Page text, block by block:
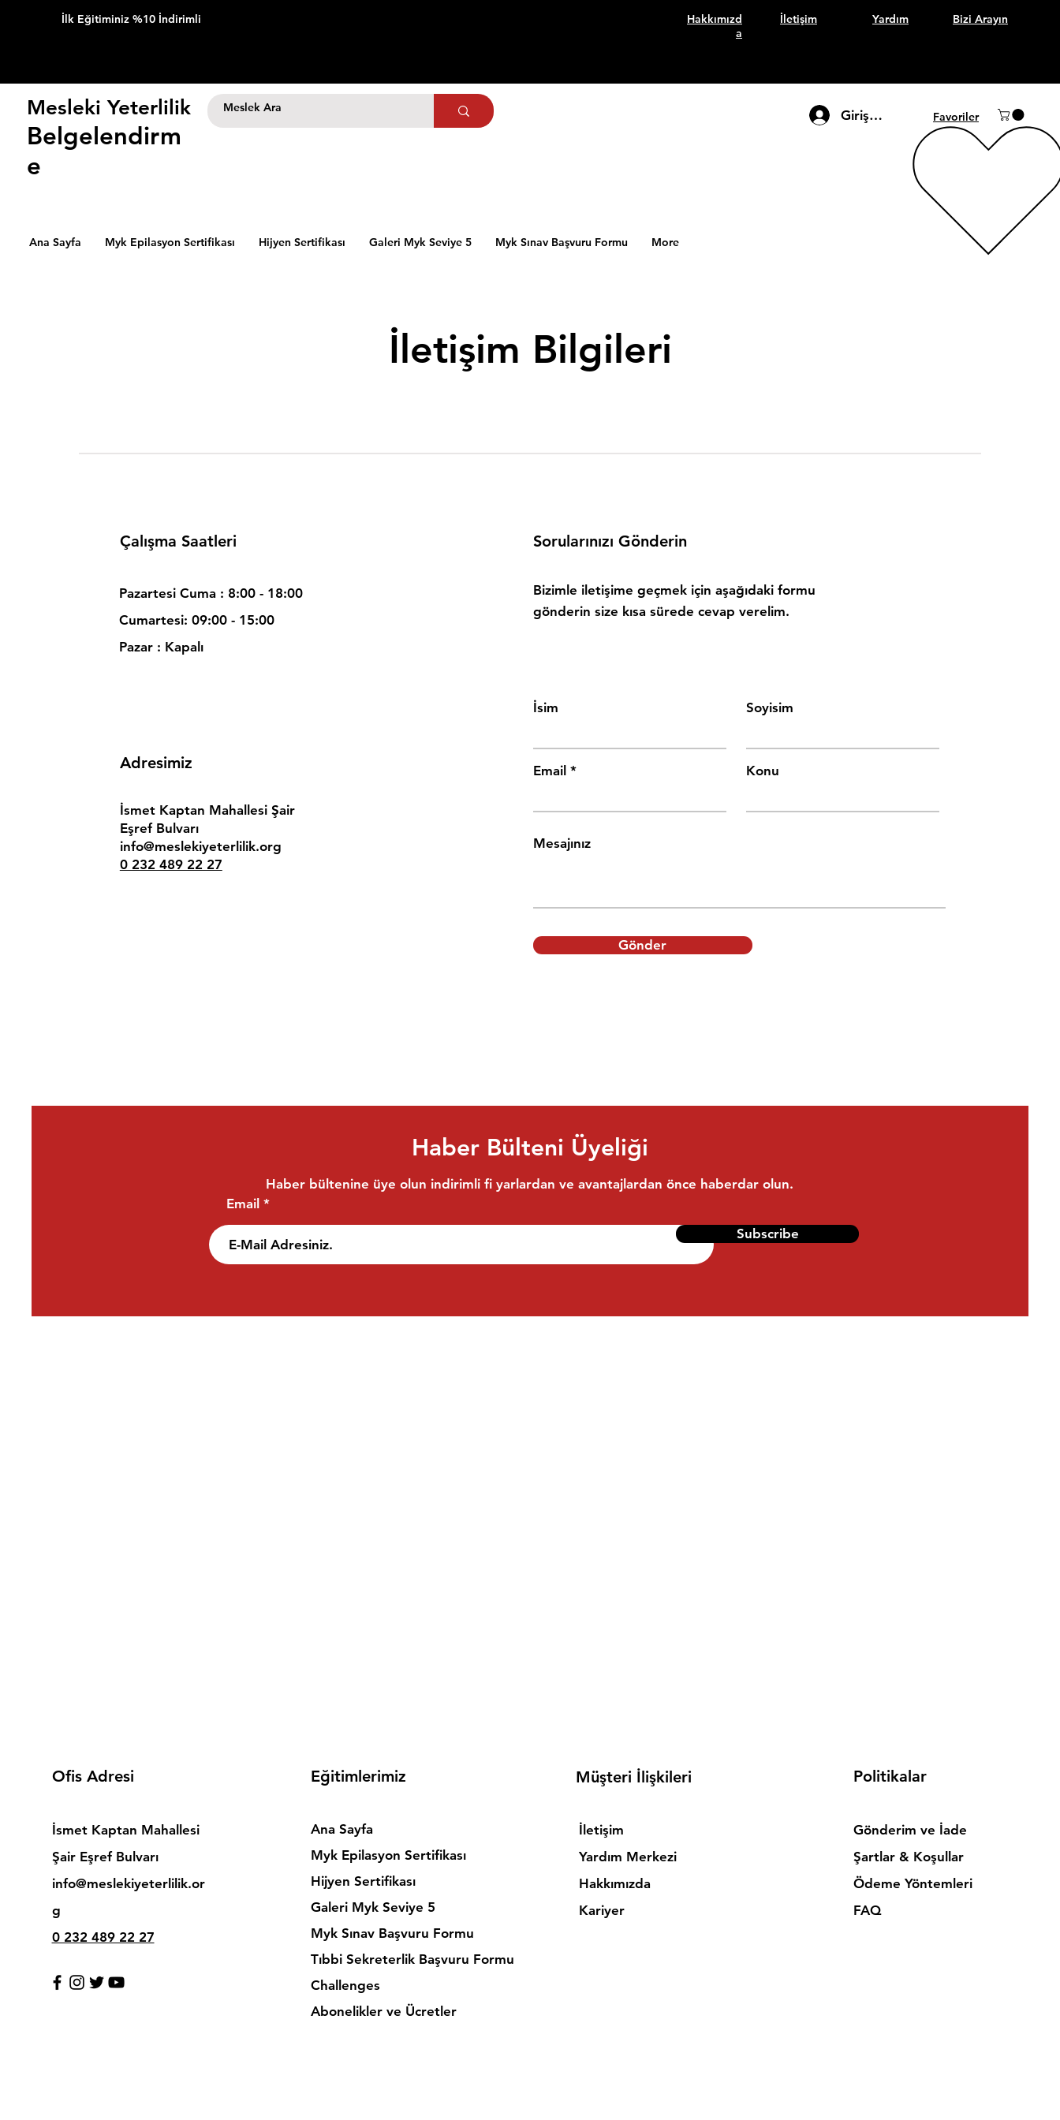
İlk Eğitiminiz %10 İndirimli
Hakkımızd
a
İletişim Yardım Bizi Arayın
Mesleki Yeterlilik
Belgelendirm
e
Giriş Yap Favoriler
Ana Sayfa Myk Epilasyon Sertifikası Hijyen Sertifikası Galeri Myk Seviye 5 Myk Sınav Başvuru Formu More
İletişim Bilgileri
Çalışma Saatleri
Pazartesi Cuma : 8:00 - 18:00
Cumartesi: 09:00 - 15:00
Pazar : Kapalı
Adresimiz
İsmet Kaptan Mahallesi Şair
Eşref Bulvarı
info@meslekiyeterlilik.org
0 232 489 22 27
Sorularınızı Gönderin
Bizimle iletişime geçmek için aşağıdaki formu
gönderin size kısa sürede cevap verelim.
İsim Soyisim
Email Konu
Mesajınız
Gönder
Haber Bülteni Üyeliği
Haber bültenine üye olun indirimli fi yarlardan ve avantajlardan önce haberdar olun.
Email
Subscribe
Ofis Adresi
İsmet Kaptan Mahallesi
Şair Eşref Bulvarı
info@meslekiyeterlilik.or
g
0 232 489 22 27
Eğitimlerimiz
Ana Sayfa
Myk Epilasyon Sertifikası
Hijyen Sertifikası
Galeri Myk Seviye 5
Myk Sınav Başvuru Formu
Tıbbi Sekreterlik Başvuru Formu
Challenges
Abonelikler ve Ücretler
Müşteri İlişkileri
İletişim
Yardım Merkezi
Hakkımızda
Kariyer
Politikalar
Gönderim ve İade
Şartlar & Koşullar
Ödeme Yöntemleri
FAQ